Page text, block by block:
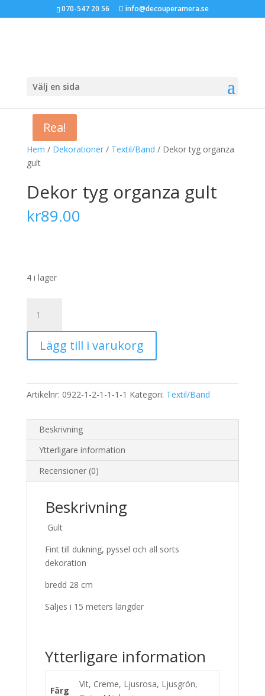
070-547 20 56 info@decouperamera.se
Välj en sida
Hem / Dekorationer/ Textil/Band / Dekor tyg organza
gult
Dekor tyg organza gult
kr89.00
4 i lager
organza
mängd
Lägg till i varukorg
Artikelnr: 0922-1-2-1-1-1-1 Kategori: Textil/Band
Beskrivning
Ytterligare information
Recensioner (0)
Beskrivning
Gult
Fint till dukning, pyssel och all sorts
dekoration
bredd 28 cm
Säljes i 15 meters längder
Ytterligare information
Färg
Vit, Creme, Ljusrosa, Ljusgrön,
Rea!